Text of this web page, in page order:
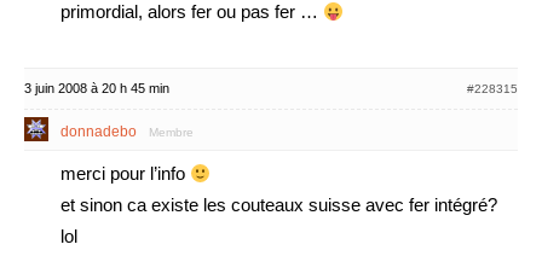
primordial, alors fer ou pas fer …
3 juin 2008 à 20 h 45 min #228315
donnadebo Membre
merci pour l’info
et sinon ca existe les couteaux suisse avec fer intégré?
lol